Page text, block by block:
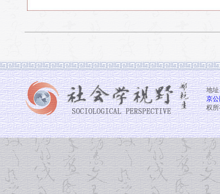
地
京
权